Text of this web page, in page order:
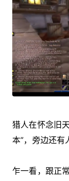
猎人在怀念旧
本”，旁边还有
乍一看，跟正